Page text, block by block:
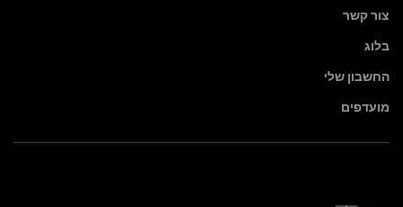
צור קשר
בלוג
החשבון שלי
מועדפים